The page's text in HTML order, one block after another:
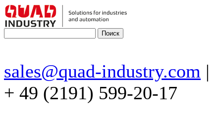
sales@quad-industry.com |
+ 49 (2191) 599-20-17